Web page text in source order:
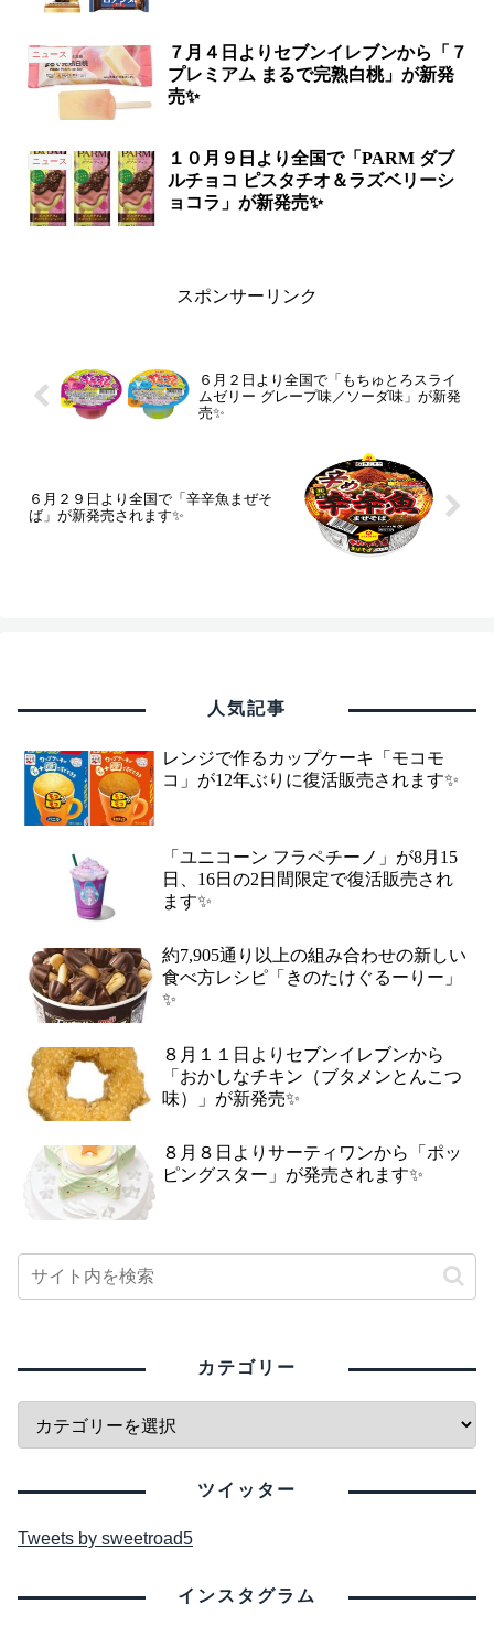
ニュース
７月４日よりセブンイレブンから「７
プレミアム まるで完熟白桃」が新発
売✨
ニュース
１０月９日より全国で「PARM ダブ
ルチョコ ピスタチオ＆ラズベリーシ
ョコラ」が新発売✨
スポンサーリンク
６月２日より全国で「もちゅとろスライ
ムゼリー グレープ味／ソーダ味」が新発
売✨
６月２９日より全国で「辛辛魚まぜそ
ば」が新発売されます✨
人気記事
レンジで作るカップケーキ「モコモ
コ」が12年ぶりに復活販売されます✨
「ユニコーン フラペチーノ」が8月15
日、16日の2日間限定で復活販売され
ます✨
約7,905通り以上の組み合わせの新しい
食べ方レシピ「きのたけぐるーりー」
✨
８月１１日よりセブンイレブンから
「おかしなチキン（ブタメンとんこつ
味）」が新発売✨
８月８日よりサーティワンから「ポッ
ピングスター」が発売されます✨
カテゴリー
ツイッター
Tweets by sweetroad5
インスタグラム